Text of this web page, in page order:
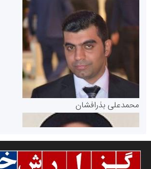
پایگاه خبری گفتمان یزد
سازمان بورس و اوراق بهادار
مرجع اخبار موثق در بازارسرمایه
محمدعلی بذرافشان